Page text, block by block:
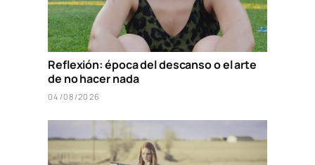
Reflexión: época del descanso o el arte
de no hacer nada
04/08/2026